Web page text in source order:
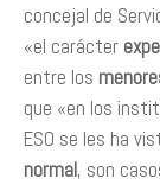
concejal de
«el carácter
entre los
que «en los
ESO se les ha
normal, son